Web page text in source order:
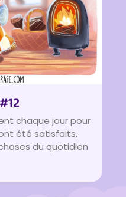
chaque jour pour
été satisfaits,
du quotidien